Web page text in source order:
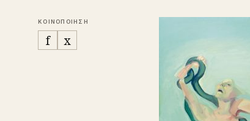
ΚΟΙΝΟΠΟΙΗΣΗ
f x